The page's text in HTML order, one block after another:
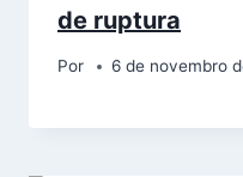
de ruptura
Por 6 de novembro